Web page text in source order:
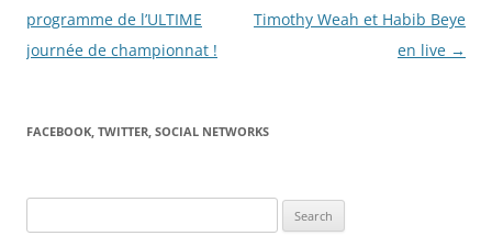
programme de l’ULTIME
journée de championnat !
Timothy Weah et Habib Beye
en live →
FACEBOOK, TWITTER, SOCIAL NETWORKS
for: